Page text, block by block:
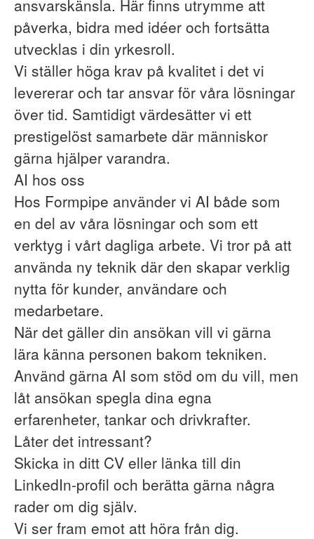
ansvarskänsla. Här finns utrymme att
påverka, bidra med idéer och fortsätta
utvecklas i din yrkesroll.
Vi ställer höga krav på kvalitet i det vi
levererar och tar ansvar för våra lösningar
över tid. Samtidigt värdesätter vi ett
prestigelöst samarbete där människor
gärna hjälper varandra.
AI hos oss
Hos Formpipe använder vi AI både som
en del av våra lösningar och som ett
verktyg i vårt dagliga arbete. Vi tror på att
använda ny teknik där den skapar verklig
nytta för kunder, användare och
medarbetare.
När det gäller din ansökan vill vi gärna
lära känna personen bakom tekniken.
Använd gärna AI som stöd om du vill, men
låt ansökan spegla dina egna
erfarenheter, tankar och drivkrafter.
Låter det intressant?
Skicka in ditt CV eller länka till din
LinkedIn-profil och berätta gärna några
rader om dig själv.
Vi ser fram emot att höra från dig.